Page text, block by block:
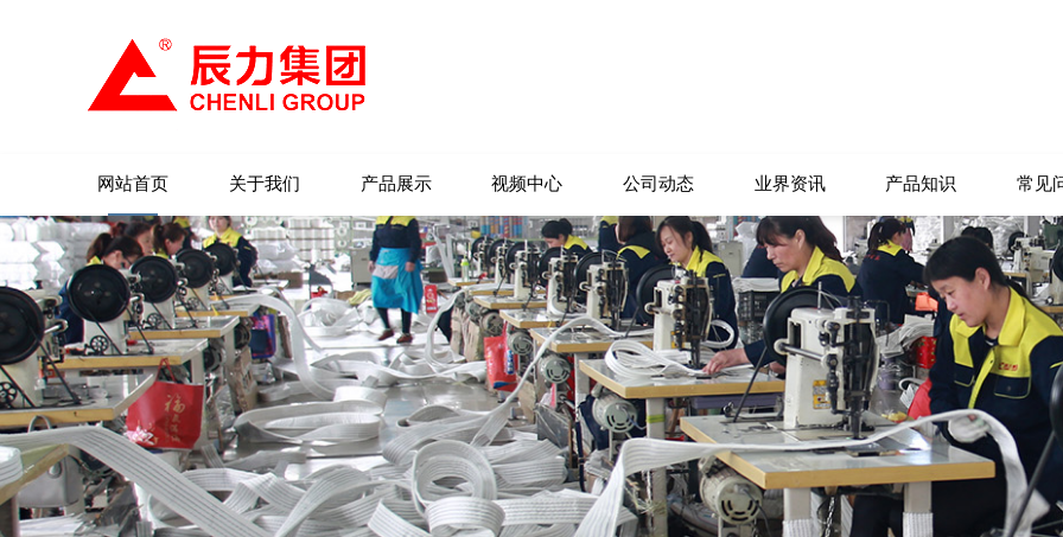
网站首页 关于我们 产品展示 视频中心 公司动态 业界资讯 产品知识 常见